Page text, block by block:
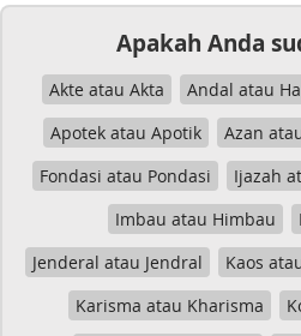
Apakah Anda
Akte atau Akta Andal atau
Apotek atau Apotik
Azan
Fondasi atau Pondasi
Ijazah
Imbau atau Himbau
Jenderal atau Jendral
Kaos
Karisma atau Kharisma